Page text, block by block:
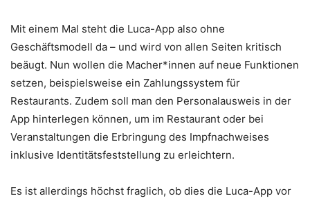
Mit einem Mal steht die Luca-App also ohne
Geschäftsmodell da – und wird von allen Seiten kritisch
beäugt. Nun wollen die Macher*innen auf neue Funktionen
setzen, beispielsweise ein Zahlungssystem für
Restaurants. Zudem soll man den Personalausweis in der
App hinterlegen können, um im Restaurant oder bei
Veranstaltungen die Erbringung des Impfnachweises
inklusive Identitätsfeststellung zu erleichtern.
Es ist allerdings höchst fraglich, ob dies die Luca-App vor